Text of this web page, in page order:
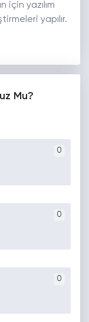
için yazılım
yapılır.
Mu?
0
0
0